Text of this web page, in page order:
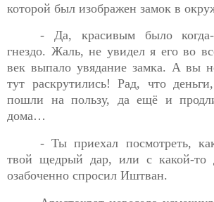
которой был изображен замок в
- Да, красивым было
гнездо. Жаль, не увидел я его во
век выпало увядание замка. А вы
тут раскрутились! Рад, что
пошли на пользу, да ещё и
дома…
- Ты приехал посмотреть,
твой щедрый дар, или с какой-то
озабоченно спросил Иштван.